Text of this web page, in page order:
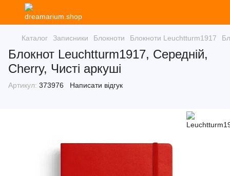
Каталог Записники Блокноти Блокноти Leuchtturm1917
Блокнот Leuchtturm1917, Середній,
Cherry, Чисті аркуші
Артикул: 373976 Написати відгук